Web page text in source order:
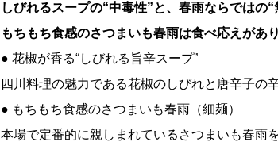
しびれるスープの“中毒性”と、春雨ならではの
もちもち食感のさつまいも春雨は食べ応えがあ
● 花椒が香る“しびれる旨辛スープ”
四川料理の魅力である花椒のしびれと唐辛子の
● もちもち食感のさつまいも春雨（細麺）
本場で定番的に親しまれているさつまいも春雨